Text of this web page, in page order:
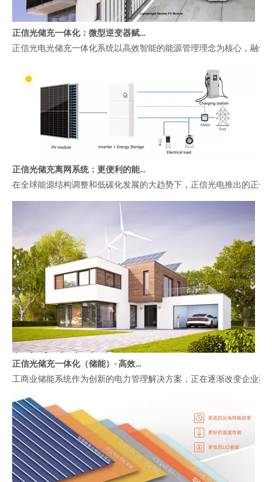
正信光电光储充一体化系统以高效智能的能源管理理念为核心，融
在全球能源结构调整和低碳化发展的大趋势下，正信光电推出的正
工商业储能系统作为创新的电力管理解决方案，正在逐渐改变企业